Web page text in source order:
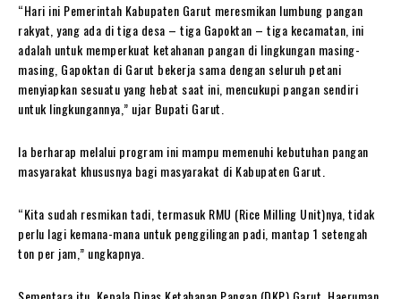
“Hari ini Pemerintah Kabupaten Garut meresmikan lumbung pangan
rakyat, yang ada di tiga desa – tiga Gapoktan – tiga kecamatan, ini
adalah untuk memperkuat ketahanan pangan di lingkungan masing-
masing, Gapoktan di Garut bekerja sama dengan seluruh petani
menyiapkan sesuatu yang hebat saat ini, mencukupi pangan sendiri
untuk lingkungannya,” ujar Bupati Garut.
Ia berharap melalui program ini mampu memenuhi kebutuhan pangan
masyarakat khususnya bagi masyarakat di Kabupaten Garut.
“Kita sudah resmikan tadi, termasuk RMU (Rice Milling Unit)nya, tidak
perlu lagi kemana-mana untuk penggilingan padi, mantap 1 setengah
ton per jam,” ungkapnya.